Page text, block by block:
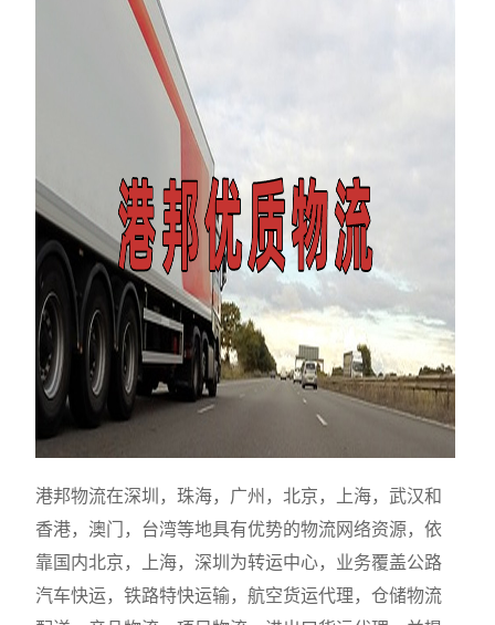
港邦物流在深圳，珠海，广州，北京，上海，武汉和
香港，澳门，台湾等地具有优势的物流网络资源，依
靠国内北京，上海，深圳为转运中心，业务覆盖公路
汽车快运，铁路特快运输，航空货运代理，仓储物流